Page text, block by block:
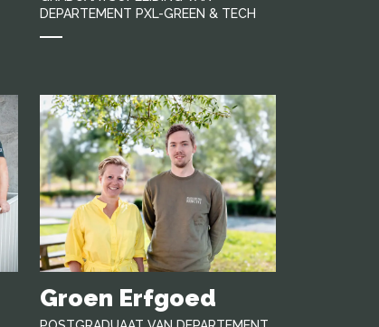
DEPARTEMENT PXL-GREEN & TECH
Groen Erfgoed